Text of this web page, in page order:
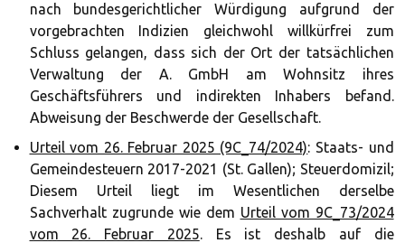
nach bundesgerichtlicher Würdigung aufgrund der
vorgebrachten Indizien gleichwohl willkürfrei zum
Schluss gelangen, dass sich der Ort der tatsächlichen
Verwaltung der A. GmbH am Wohnsitz ihres
Geschäftsführers und indirekten Inhabers befand.
Abweisung der Beschwerde der Gesellschaft.
Urteil vom 26. Februar 2025 (9C_74/2024): Staats- und
Gemeindesteuern 2017-2021 (St. Gallen); Steuerdomizil;
Diesem Urteil liegt im Wesentlichen derselbe
Sachverhalt zugrunde wie dem Urteil vom 9C_73/2024
vom 26. Februar 2025. Es ist deshalb auf die